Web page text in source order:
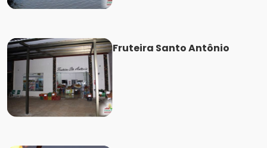
Fruteira Santo Antônio